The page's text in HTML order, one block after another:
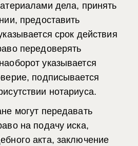
дела, принять
предоставить
срок действия
передоверять
указывается
подписывается
нотариуса.
могут передавать
на подачу иска,
акта, заключение